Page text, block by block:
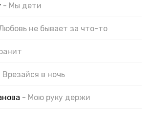
- Мы дети
не бывает за что-то
Врезайся в ночь
- Мою руку держи